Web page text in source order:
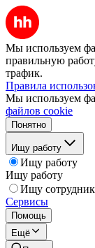
Мы используем
правильную
трафик.
Правила
Мы используем
файлов cookie
Понятно
Ищу работу
Ищу работу
Ищу работу
Ищу
Сервисы
Помощь
Ещё